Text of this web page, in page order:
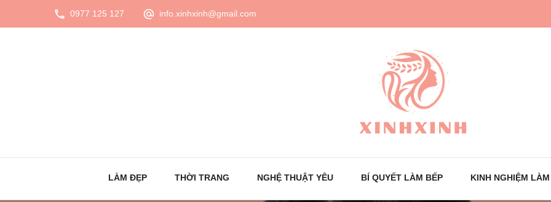
0977 125 127 info.xinhxinh@gmail.com
XinhXinh
Trang tin tức cho phái đẹp
LÀM ĐẸP THỜI TRANG NGHỆ THUẬT YÊU BÍ QUYẾT LÀM BẾP KINH NGHIỆM